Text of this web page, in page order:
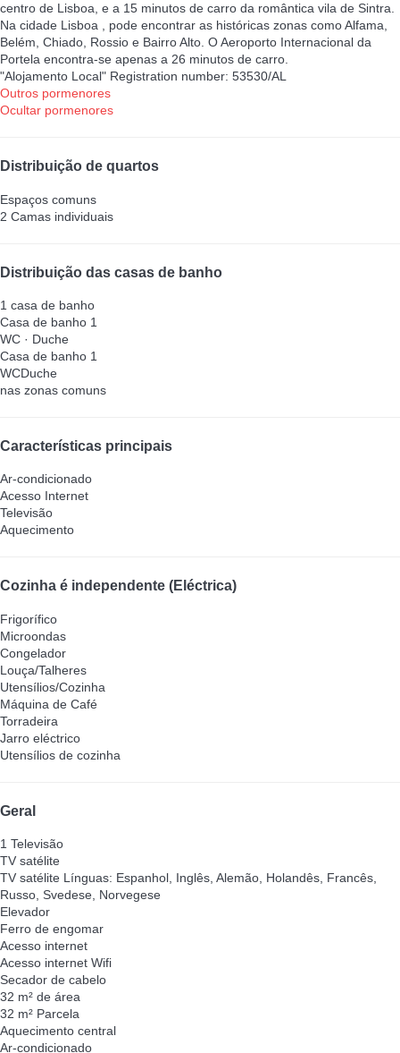
centro de Lisboa, e a 15 minutos de carro da romântica vila de Sintra.
Na cidade Lisboa , pode encontrar as históricas zonas como Alfama,
Belém, Chiado, Rossio e Bairro Alto. O Aeroporto Internacional da
Portela encontra-se apenas a 26 minutos de carro.
"Alojamento Local" Registration number: 53530/AL
Outros pormenores
Ocultar pormenores
Distribuição de quartos
Espaços comuns
2 Camas individuais
Distribuição das casas de banho
1 casa de banho
Casa de banho 1
WC · Duche
Casa de banho 1
WCDuche
nas zonas comuns
Características principais
Ar-condicionado
Acesso Internet
Televisão
Aquecimento
Cozinha é independente (Eléctrica)
Frigorífico
Microondas
Congelador
Louça/Talheres
Utensílios/Cozinha
Máquina de Café
Torradeira
Jarro eléctrico
Utensílios de cozinha
Geral
1 Televisão
TV satélite
TV satélite Línguas: Espanhol, Inglês, Alemão, Holandês, Francês,
Russo, Svedese, Norvegese
Elevador
Ferro de engomar
Acesso internet
Acesso internet Wifi
Secador de cabelo
32 m² de área
32 m² Parcela
Aquecimento central
Ar-condicionado